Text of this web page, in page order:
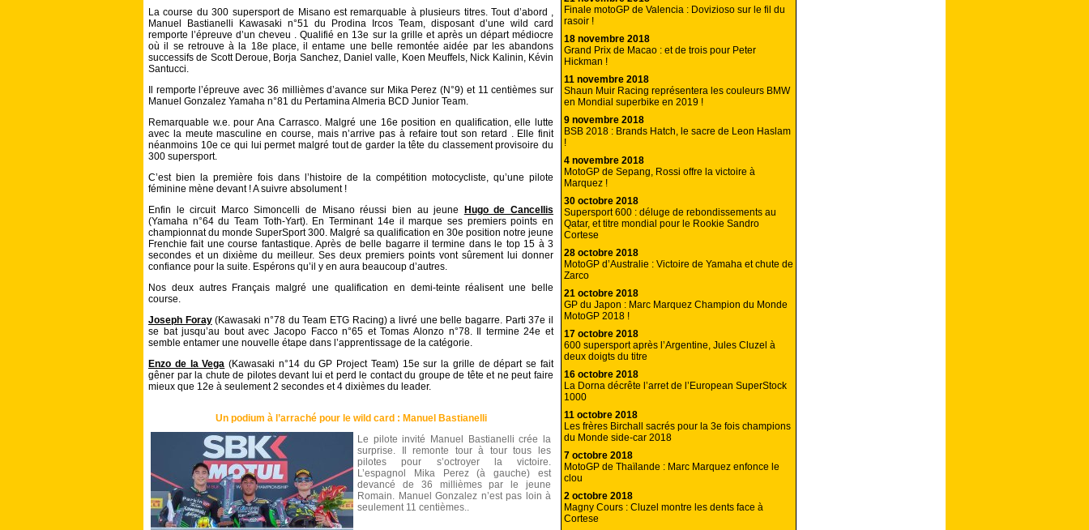
La course du 300 supersport de Misano est remarquable à plusieurs titres. Tout d’abord ,
Manuel Bastianelli Kawasaki n°51 du Prodina Ircos Team, disposant d’une wild card
remporte l’épreuve d’un cheveu . Qualifié en 13e sur la grille et après un départ médiocre
où il se retrouve à la 18e place, il entame une belle remontée aidée par les abandons
successifs de Scott Deroue, Borja Sanchez, Daniel valle, Koen Meuffels, Nick Kalinin, Kévin
Santucci.
Il remporte l’épreuve avec 36 millièmes d’avance sur Mika Perez (N°9) et 11 centièmes sur
Manuel Gonzalez Yamaha n°81 du Pertamina Almeria BCD Junior Team.
Remarquable w.e. pour Ana Carrasco. Malgré une 16e position en qualification, elle lutte
avec la meute masculine en course, mais n’arrive pas à refaire tout son retard . Elle finit
néanmoins 10e ce qui lui permet malgré tout de garder la tête du classement provisoire du
300 supersport.
C’est bien la première fois dans l’histoire de la compétition motocycliste, qu’une pilote
féminine mène devant ! A suivre absolument !
Enfin le circuit Marco Simoncelli de Misano réussi bien au jeune
Hugo de Cancellis
(Yamaha n°64 du Team Toth-Yart). En Terminant 14e il marque ses premiers points en
championnat du monde SuperSport 300. Malgré sa qualification en 30e position notre jeune
Frenchie fait une course fantastique. Après de belle bagarre il termine dans le top 15 à 3
secondes et un dixième du meilleur. Ses deux premiers points vont sûrement lui donner
confiance pour la suite. Espérons qu’il y en aura beaucoup d’autres.
Nos deux autres Français malgré une qualification en demi-teinte réalisent une belle
course.
Joseph Foray(Kawasaki n°78 du Team ETG Racing) a livré une belle bagarre. Parti 37e il
se bat jusqu’au bout avec Jacopo Facco n°65 et Tomas Alonzo n°78. Il termine 24e et
semble entamer une nouvelle étape dans l’apprentissage de la catégorie.
Enzo de la Vega (Kawasaki n°14 du GP Project Team) 15e sur la grille de départ se fait
gêner par la chute de pilotes devant lui et perd le contact du groupe de tête et ne peut faire
mieux que 12e à seulement 2 secondes et 4 dixièmes du leader.
Un podium à l’arraché pour le wild card : Manuel Bastianelli
Le pilote invité Manuel Bastianelli crée la
surprise. Il remonte tour à tour tous les
pilotes pour s’octroyer la victoire.
L’espagnol Mika Perez (à gauche) est
devancé de 36 millièmes par le jeune
Romain. Manuel Gonzalez n’est pas loin à
seulement 11 centièmes..
Finale motoGP de Valencia : Dovizioso sur le fil du
rasoir !
18 novembre 2018
Grand Prix de Macao : et de trois pour Peter
Hickman !
11 novembre 2018
Shaun Muir Racing représentera les couleurs BMW
en Mondial superbike en 2019 !
9 novembre 2018
BSB 2018 : Brands Hatch, le sacre de Leon Haslam
!
4 novembre 2018
MotoGP de Sepang, Rossi offre la victoire à
Marquez !
30 octobre 2018
Supersport 600 : déluge de rebondissements au
Qatar, et titre mondial pour le Rookie Sandro
Cortese
28 octobre 2018
MotoGP d’Australie : Victoire de Yamaha et chute de
Zarco
21 octobre 2018
GP du Japon : Marc Marquez Champion du Monde
MotoGP 2018 !
17 octobre 2018
600 supersport après l’Argentine, Jules Cluzel à
deux doigts du titre
16 octobre 2018
La Dorna décrête l’arret de l’European SuperStock
1000
11 octobre 2018
Les frères Birchall sacrés pour la 3e fois champions
du Monde side-car 2018
7 octobre 2018
MotoGP de Thaïlande : Marc Marquez enfonce le
clou
2 octobre 2018
Magny Cours : Cluzel montre les dents face à
Cortese